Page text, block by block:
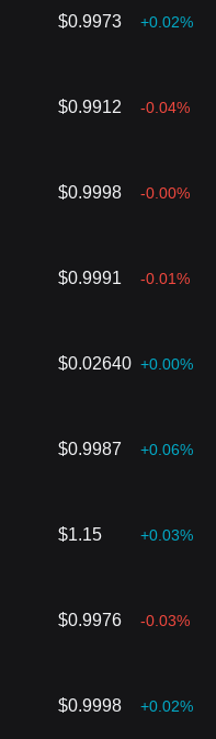
$0.9973 +0.02%
$0.9912 -0.04%
$0.9998 -0.00%
$0.9991 -0.01%
$0.02640 +0.00%
$0.9987 +0.06%
$1.15 +0.03%
$0.9976 -0.03%
$0.9998 +0.02%